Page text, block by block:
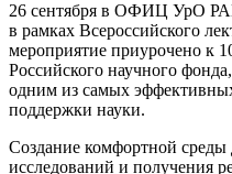
26 сентября в ОФИЦ УрО
в рамках Всероссийского
мероприятие приурочено к
Российского научного
одним из самых
поддержки науки.
Создание комфортной
исследований и получения